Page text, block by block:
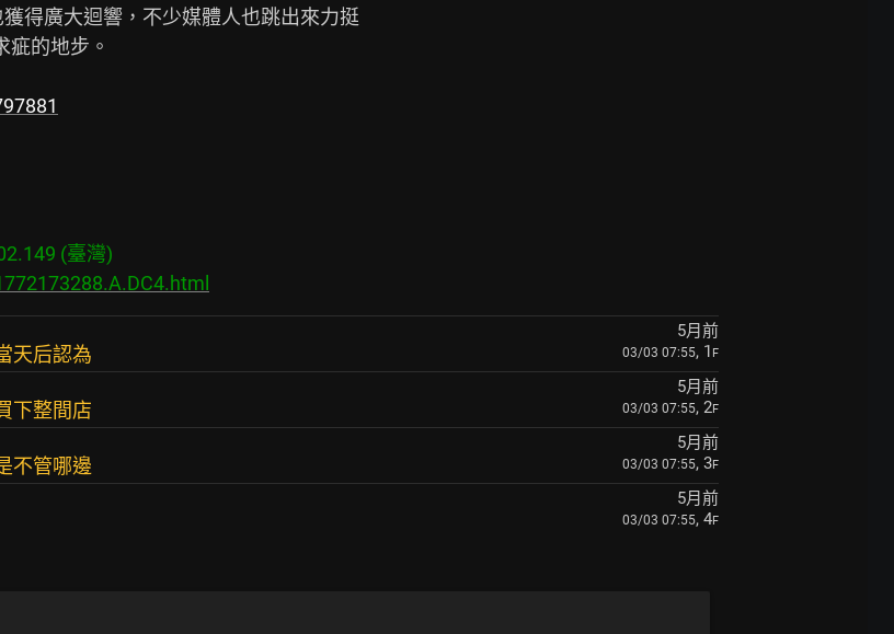
得廣大迴響，不少媒體人也跳出來力挺
疵的地步。
(臺灣)
5月前
天后認為 03/03 07:55, 1 F
5月前
下整間店 03/03 07:55, 2F
5月前
不管哪邊 03/03 07:55, 3F
5月前
03/03 07:55, 4F